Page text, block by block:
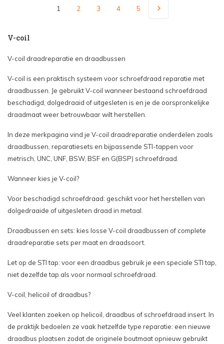
1 2 3 4 5
V-coil
V-coil draadreparatie en draadbussen
V-coil is een praktisch systeem voor schroefdraad reparatie met
draadbussen. Je gebruikt V-coil wanneer bestaand schroefdraad
beschadigd, dolgedraaid of uitgesleten is en je de oorspronkelijke
draadmaat weer betrouwbaar wilt herstellen.
In deze merkpagina vind je V-coil draadreparatie onderdelen zoals
draadbussen, reparatiesets en bijpassende STI-tappen voor
metrisch, UNC, UNF, BSW, BSF en G(BSP) schroefdraad.
Wanneer kies je V-coil?
Voor beschadigd schroefdraad: geschikt voor het herstellen van
dolgedraaide of uitgesleten draad in metaal.
Draadbussen en sets: kies losse V-coil draadbussen of complete
draadreparatie sets per maat en draadsoort.
Let op de STI tap: voor een draadbus gebruik je een speciale STI tap,
niet dezelfde tap als voor normaal schroefdraad.
V-coil, helicoil of draadbus?
Veel klanten zoeken op helicoil, draadbus of schroefdraad insert. In
de praktijk bedoelen ze vaak hetzelfde type reparatie: een nieuwe
draadbus plaatsen zodat de originele boutmaat opnieuw gebruikt